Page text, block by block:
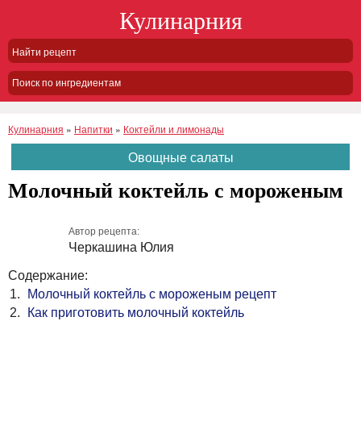
Кулинарния
Поиск по ингредиентам
Кулинарния » Напитки » Коктейли и лимонады
Овощные салаты
Молочный коктейль с мороженым
Автор рецепта:
Черкашина Юлия
Содержание:
Молочный коктейль с мороженым рецепт
Как приготовить молочный коктейль